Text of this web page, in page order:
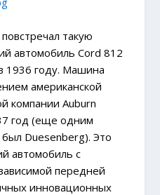
такую
автомобиль Cord 812
1936 году. Машина
американской
компании Auburn
год (еще одним
Duesenberg). Это
автомобиль с
передней
инновационных